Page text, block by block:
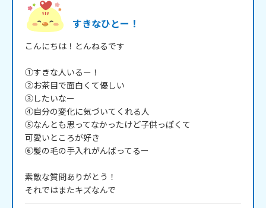
すきなひとー！
こんにちは！とんねるです
①すきな人いるー！
②お茶目で面白くて優しい
③したいなー
④自分の変化に気づいてくれる人
⑤なんとも思ってなかったけど子供っぽくて
可愛いところが好き
⑥髪の毛の手入れがんばってるー
素敵な質問ありがとう！
それではまたキズなんで